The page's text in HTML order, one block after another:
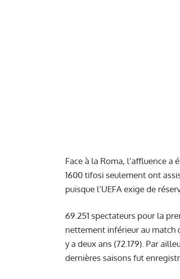
Face à la Roma, l’affluence
1600 tifosi seulement ont
puisque l’UEFA exige de
69.251 spectateurs pour la
nettement inférieur au match
y a deux ans (72.179). Par
dernières saisons fut